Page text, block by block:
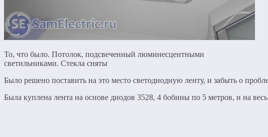
То, что было. Потолок, подсвеченный люминесцентными
светильниками. Стекла сняты
Было решено поставить на это место светодиодную ленту, и забыть о
Была куплена лента на основе диодов 3528, 4 бобины по 5 метров, и на